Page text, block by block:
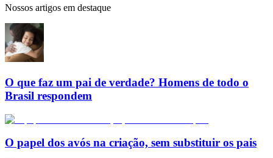
Nossos artigos em destaque
O que faz um pai de verdade? Homens de todo o
Brasil respondem
O papel dos avós na criação, sem substituir os pais